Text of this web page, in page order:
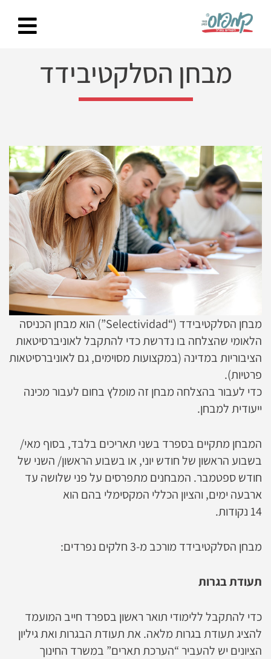
content
מבחן הסלקטיבידד
מבחן הסלקטיבידד (“Selectividad”) הוא מבחן הכניסה
הלאומי שהצלחה בו נדרשת כדי להתקבל לאוניברסיטאות
הציבוריות במדינה (במקצועות מסוימים, גם לאוניברסיטאות
פרטיות).
כדי לעבור בהצלחה מבחן זה מומלץ בחום לעבור מכינה
ייעודית למבחן.
המבחן מתקיים בספרד בשני תאריכים בלבד, בסוף מאי/
בשבוע הראשון של חודש יוני, או בשבוע הראשון/ השני של
חודש ספטמבר. המבחנים מתפרסים על פני שלושה עד
ארבעה ימים, והציון הכללי המקסימלי בהם הוא
14 נקודות.
מבחן הסלקטיבידד מורכב מ-3 חלקים נפרדים:
תעודת בגרות
כדי להתקבל ללימודי תואר ראשון בספרד חייב המועמד
להציג תעודת בגרות מלאה. את תעודת הבגרות ואת גיליון
הציונים יש להעביר “הערכת תארים” במשרד החינוך